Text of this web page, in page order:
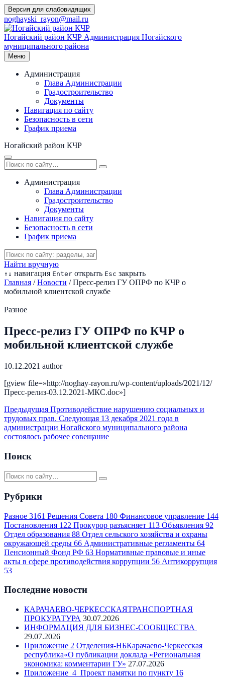
Перейти
к
содержимому
Версия для слабовидящих
noghayski_rayon@mail.ru
Ногайский район КЧР Администрация Ногайского
муниципального района
Меню
Администрация
Глава Администрации
Градостроительство
Документы
Навигация по сайту
Безопасность в сети
График приема
Ногайский район КЧР
Администрация
Глава Администрации
Градостроительство
Документы
Навигация по сайту
Безопасность в сети
График приема
Найти вручную
↑ ↓ навигация Enter открыть Esc закрыть
Главная / Новости / Пресс-релиз ГУ ОПРФ по КЧР о
мобильной клиентской службе
Разное
Пресс-релиз ГУ ОПРФ по КЧР о
мобильной клиентской службе
10.12.2021 author
[gview file=»http://noghay-rayon.ru/wp-content/uploads/2021/12/
Пресс-релиз-03.12.2021-МКС.doc»]
Предыдущая Противодействие нарушению социальных и
трудовых прав. Следующая 13 декабря 2021 года в
администрации Ногайского муниципального района
состоялось рабочее совещание
Поиск
Рубрики
Разное 3161 Решения Совета 180 Финансовое управление 144
Постановления 122 Прокурор разъясняет 113 Объявления 92
Отдел образования 88 Отдел сельского хозяйства и охраны
окружающей среды 66 Административные регламенты 64
Пенсионный Фонд РФ 63 Нормативные правовые и иные
акты в сфере противодействия коррупции 56 Антикоррупция
53
Последние новости
КАРАЧАЕВО-ЧЕРКЕССКАЯТРАНСПОРТНАЯ
ПРОКУРАТУРА 30.07.2026
ИНФОРМАЦИЯ ДЛЯ БИЗНЕС-СООБЩЕСТВА
29.07.2026
Приложение 2 Отделения-НБКарачаево-Черкесская
республика«О публикации доклада «Региональная
экономика: комментарии ГУ» 27.07.2026
Приложение_4_Проект памятки по пункту 16